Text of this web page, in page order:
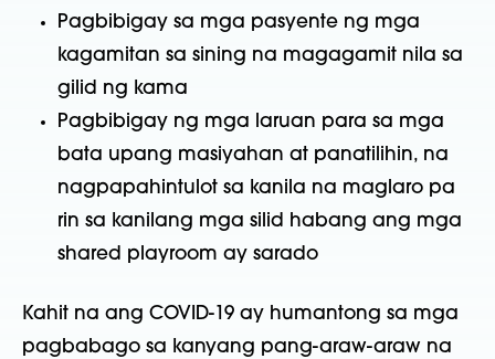
Pagbibigay sa mga pasyente ng mga
kagamitan sa sining na magagamit nila sa
gilid ng kama
Pagbibigay ng mga laruan para sa mga
bata upang masiyahan at panatilihin, na
nagpapahintulot sa kanila na maglaro pa
rin sa kanilang mga silid habang ang mga
shared playroom ay sarado
Kahit na ang COVID-19 ay humantong sa mga
pagbabago sa kanyang pang-araw-araw na